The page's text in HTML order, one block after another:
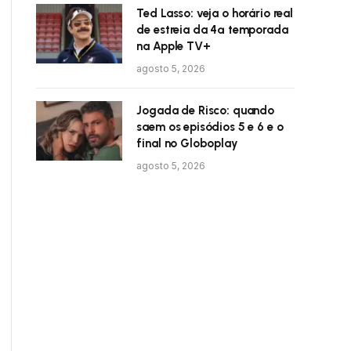
Ted Lasso: veja o horário real
de estreia da 4ª temporada
na Apple TV+
agosto 5, 2026
Jogada de Risco: quando
saem os episódios 5 e 6 e o
final no Globoplay
agosto 5, 2026